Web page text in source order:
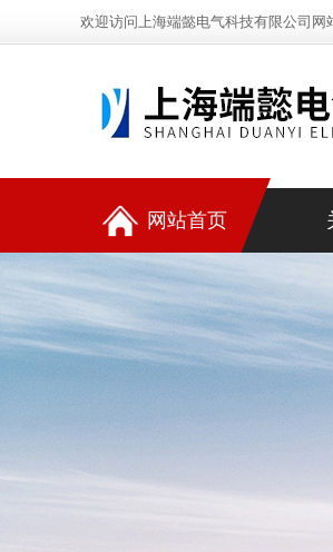
欢迎访问上海端懿电气科技有限公司网
网站首页